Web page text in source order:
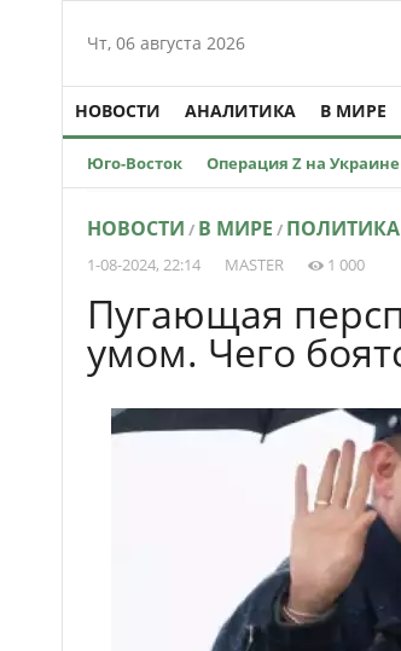
Чт, 06 августа 2026
НОВОСТИ АНАЛИТИКА В МИРЕ
Юго-Восток Операция Z на Украине
НОВОСТИ / В МИРЕ / ПОЛИТИКА
1-08-2024, 22:14 MASTER 1 000
Пугающая
умом. Чего